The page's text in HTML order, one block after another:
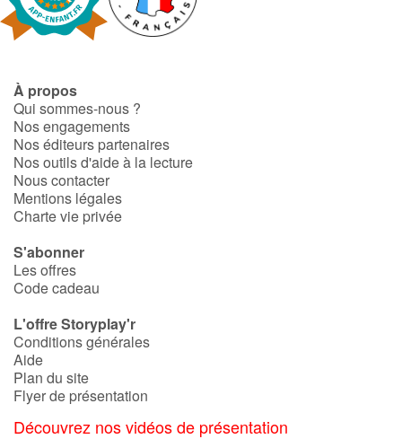
Fable, mythe, littérature et poésie
Ogres, monstres et sorcières
Héroïnes et héros
Écologie, nature, saisons
Les animaux
Voyage, épopée, enquête, aventure
Autour du monde
Apprentissage
Art, espace, activité
À propos
Qui sommes-nous ?
Nos engagements
Nos éditeurs partenaires
Nos outils d'aide à la lecture
Nous contacter
Mentions légales
Charte vie privée
S'abonner
Les offres
Code cadeau
L'offre Storyplay'r
Conditions générales
Aide
Plan du site
Flyer de présentation
Découvrez nos vidéos de présentation